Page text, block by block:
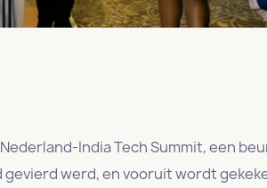
India Tech Summit, een
werd, en vooruit wordt